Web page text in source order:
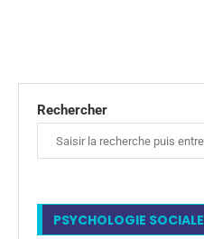
Rechercher
PSYCHOLOGIE SOCIALE